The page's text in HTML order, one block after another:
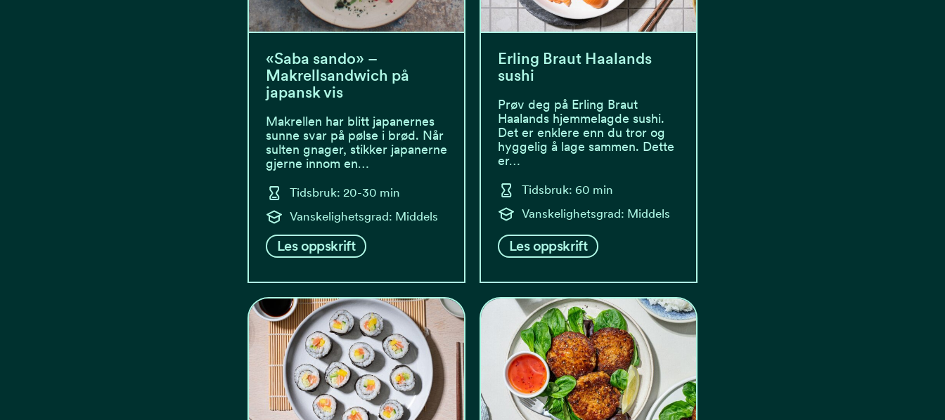
«Saba sando» –
Makrellsandwich på
japansk vis
Makrellen har blitt japanernes
sunne svar på pølse i brød. Når
sulten gnager, stikker japanerne
gjerne innom en…
Tidsbruk: 20-30 min
Vanskelighetsgrad: Middels
Les oppskrift
Erling Braut Haalands
sushi
Prøv deg på Erling Braut
Haalands hjemmelagde sushi.
Det er enklere enn du tror og
hyggelig å lage sammen. Dette
er…
Tidsbruk: 60 min
Vanskelighetsgrad: Middels
Les oppskrift